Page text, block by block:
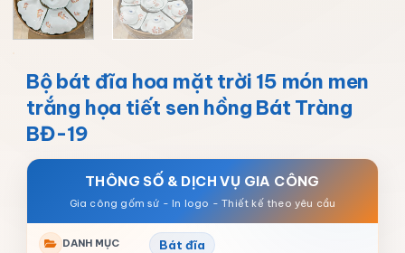
Bộ bát đĩa hoa mặt trời 15 món men
trắng họa tiết sen hồng Bát Tràng
BĐ-19
THÔNG SỐ & DỊCH VỤ GIA CÔNG
DANH MỤC Bát đĩa